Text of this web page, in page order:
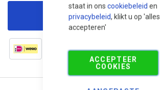
staat in ons cookiebeleid en
privacybeleid, klikt u op 'alles
accepteren'
ACCEPTEER
COOKIES
Korting aanvragen